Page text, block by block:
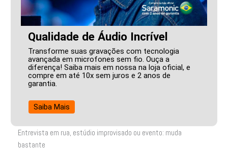
Qualidade de Áudio Incrível
Transforme suas gravações com tecnologia
avançada em microfones sem fio. Ouça a
diferença! Saiba mais em nossa na loja oficial, e
compre em até 10x sem juros e 2 anos de
garantia.
Saiba Mais
Entrevista em rua, estúdio improvisado ou evento: muda
bastante